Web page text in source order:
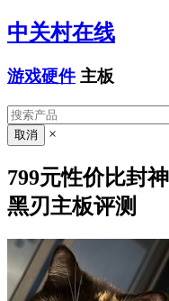
中关村在线
游戏硬件 主板
×
799元性价比封
黑刃主板评测